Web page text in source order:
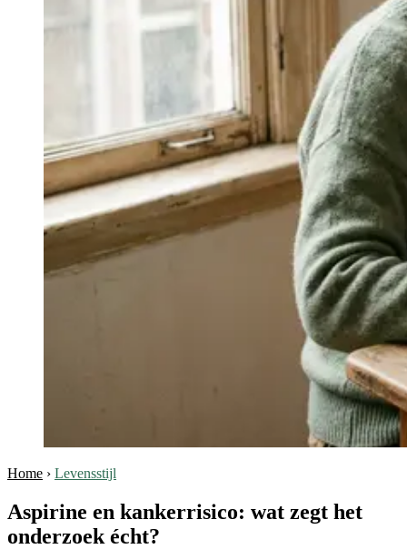
Home › Levensstijl
Aspirine en kankerrisico: wat zegt het
onderzoek écht?